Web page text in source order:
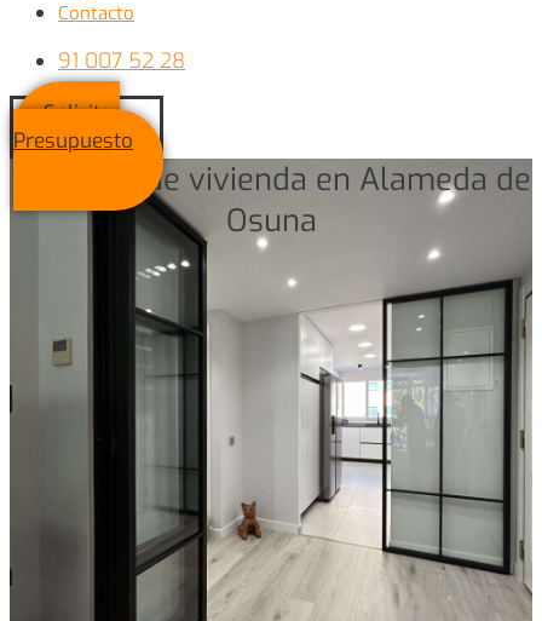
Contacto
91 007 52 28
Solicitar
Presupuesto
Reforma de vivienda en Alameda de
Osuna